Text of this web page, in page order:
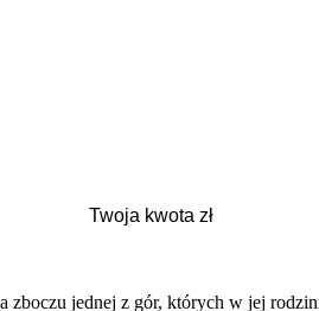
jednej z gór, których w jej